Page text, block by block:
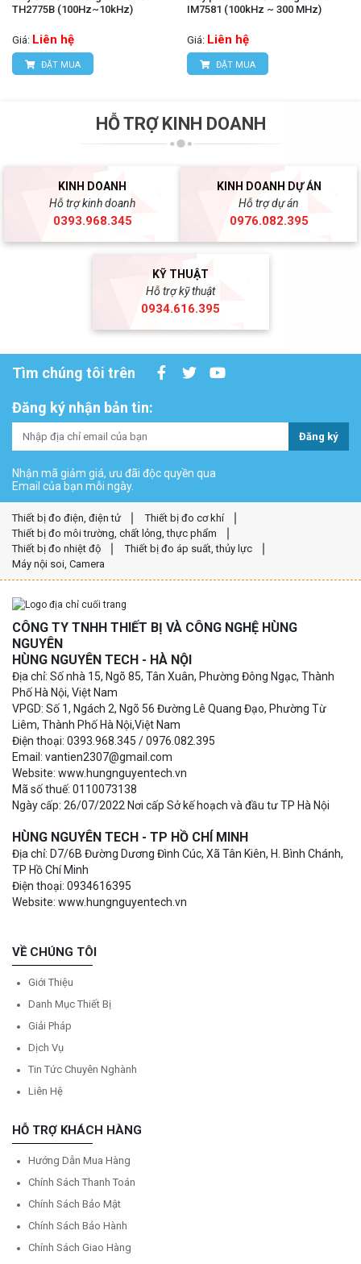
TH2775B (100Hz~10kHz)
Giá: Liên hệ
ĐẶT MUA
IM7581 (100kHz ~ 300 MHz)
Giá: Liên hệ
ĐẶT MUA
HỖ TRỢ KINH DOANH
KINH DOANH
Hỗ trợ kinh doanh
0393.968.345
KINH DOANH DỰ ÁN
Hỗ trợ dự án
0976.082.395
KỸ THUẬT
Hỗ trợ kỹ thuật
0934.616.395
Tìm chúng tôi trên
Đăng ký nhận bản tin:
Đăng ký
Nhận mã giảm giá, ưu đãi độc quyền qua
Email của bạn mỗi ngày.
Thiết bị đo điện, điện tử
Thiết bị đo cơ khí
Thiết bị đo môi trường, chất lỏng, thực phẩm
Thiết bị đo nhiệt độ
Thiết bị đo áp suất, thủy lực
Máy nội soi, Camera
CÔNG TY TNHH THIẾT BỊ VÀ CÔNG NGHỆ HÙNG
NGUYÊN
HÙNG NGUYÊN TECH - HÀ NỘI
Địa chỉ: Số nhà 15, Ngõ 85, Tân Xuân, Phường Đông Ngạc, Thành
Phố Hà Nội, Việt Nam
VPGD: Số 1, Ngách 2, Ngõ 56 Đường Lê Quang Đạo, Phường Từ
Liêm, Thành Phố Hà Nội,Việt Nam
Điện thoại: 0393.968.345 / 0976.082.395
Email: vantien2307@gmail.com
Website: www.hungnguyentech.vn
Mã số thuế: 0110073138
Ngày cấp: 26/07/2022 Nơi cấp Sở kế hoạch và đầu tư TP Hà Nội
HÙNG NGUYÊN TECH - TP HỒ CHÍ MINH
Địa chỉ: D7/6B Đường Dương Đình Cúc, Xã Tân Kiên, H. Bình Chánh,
TP Hồ Chí Minh
Điện thoại: 0934616395
Website: www.hungnguyentech.vn
VỀ CHÚNG TÔI
Giới Thiệu
Danh Mục Thiết Bị
Giải Pháp
Dịch Vụ
Tin Tức Chuyên Nghành
Liên Hệ
HỖ TRỢ KHÁCH HÀNG
Hướng Dẫn Mua Hàng
Chính Sách Thanh Toán
Chính Sách Bảo Mật
Chính Sách Bảo Hành
Chính Sách Giao Hàng